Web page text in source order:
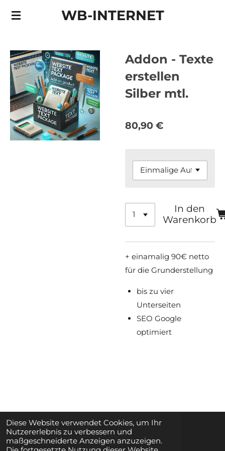
Diese Website verwendet Cookies, um Ihr
Nutzererlebnis zu verbessern und
maßgeschneiderte Anzeigen anzuzeigen.
Zum
WB-INTERNET
Addon - Texte
erstellen
Silber mtl.
80,90 €
In den
Warenkorb
+ einamalig 90€ netto
für die Grunderstellung
bis zu vier
Unterseiten
SEO Google
optimiert